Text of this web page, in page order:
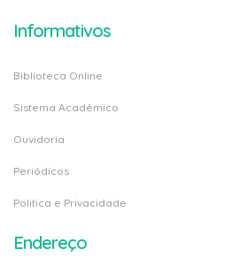
Informativos
Biblioteca Online
Sistema Acadêmico
Ouvidoria
Periódicos
Politica e Privacidade
Endereço